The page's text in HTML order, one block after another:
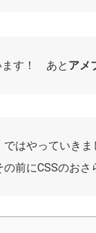
ます！ あと アメ
ではやっていきま
の前にCSSのお